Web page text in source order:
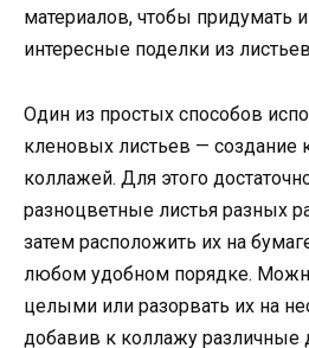
материалов, чтобы придумать и
интересные поделки из
Один из простых способов
кленовых листьев — создание
коллажей. Для этого
разноцветные листья разных
затем расположить их на
любом удобном порядке.
целыми или разорвать их на
добавив к коллажу различные